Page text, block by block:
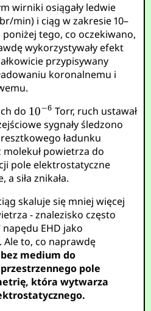
wirniki osiągały ledwie
min) i ciąg w zakresie 10–
poniżej tego, co oczekiwano,
wykorzystywały efekt
przypisywany
koronalnemu i
do
Torr, ruch ustawał
sygnały śledzono
ładunku
powietrza do
pole elektrostatyczne
a siła znikała.
skaluje się mniej więcej
- znalezisko często
EHD jako
to, co naprawdę
bez medium do
pole
która wytwarza